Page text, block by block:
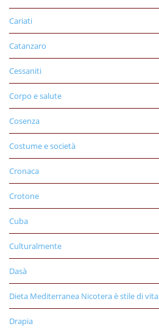
Cariati
Catanzaro
Cessaniti
Corpo e salute
Cosenza
Costume e società
Cronaca
Crotone
Cuba
Culturalmente
Dasà
Dieta Mediterranea Nicotera è stile di vita
Drapia